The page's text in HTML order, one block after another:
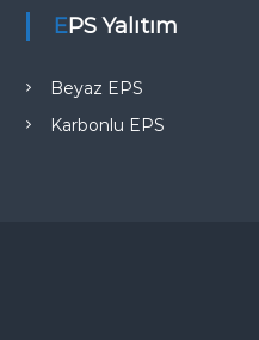
EPS Yalıtım
Beyaz EPS
Karbonlu EPS